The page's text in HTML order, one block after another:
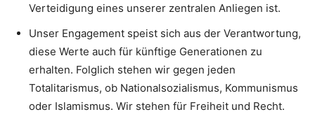
Verteidigung eines unserer zentralen Anliegen ist.
Unser Engagement speist sich aus der Verantwortung,
diese Werte auch für künftige Generationen zu
erhalten. Folglich stehen wir gegen jeden
Totalitarismus, ob Nationalsozialismus, Kommunismus
oder Islamismus. Wir stehen für Freiheit und Recht.